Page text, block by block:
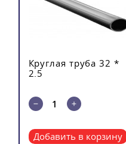
Круглая труба 32 *
2.5
Добавить в корзину